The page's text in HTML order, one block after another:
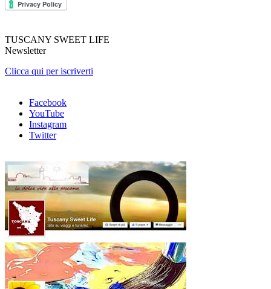
TUSCANY SWEET LIFE
Newsletter
Clicca qui per iscriverti
Facebook
YouTube
Instagram
Twitter